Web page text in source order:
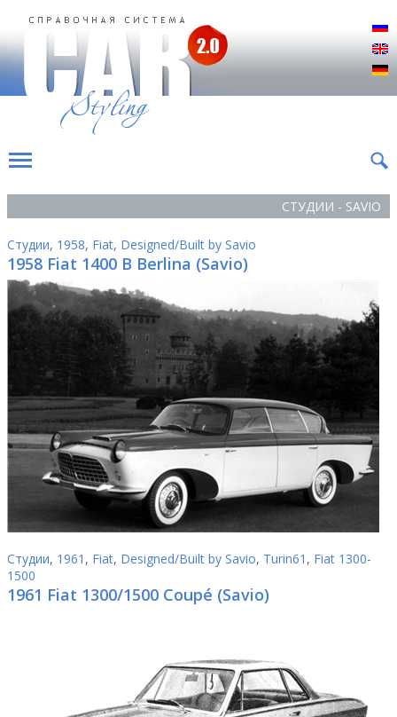
СТУДИИ - SAVIO
Студии, 1958, Fiat, Designed/Built by Savio
1958 Fiat 1400 B Berlina (Savio)
Студии, 1961 , Fiat, Designed/Built by Savio, Turin61 , Fiat 1300-
1500
1961 Fiat 1300/1500 Coupé (Savio)